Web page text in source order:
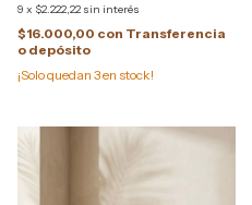
9 x $2.222,22 sin interés
$16.000,00 con Transferencia
o depósito
¡Solo quedan 3en stock!